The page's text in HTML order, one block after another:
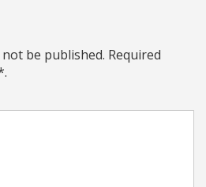
be published. Required